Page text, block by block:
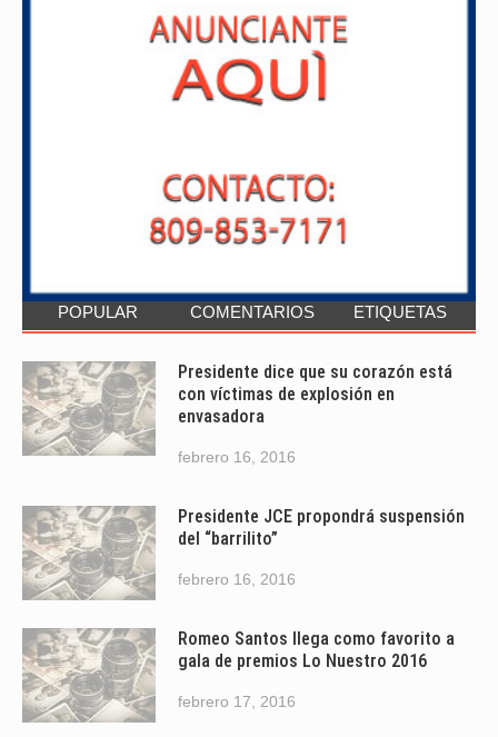
POPULAR COMENTARIOS ETIQUETAS
Presidente dice que su corazón está
con víctimas de explosión en
envasadora
febrero 16, 2016
Presidente JCE propondrá suspensión
del “barrilito”
febrero 16, 2016
Romeo Santos llega como favorito a
gala de premios Lo Nuestro 2016
febrero 17, 2016